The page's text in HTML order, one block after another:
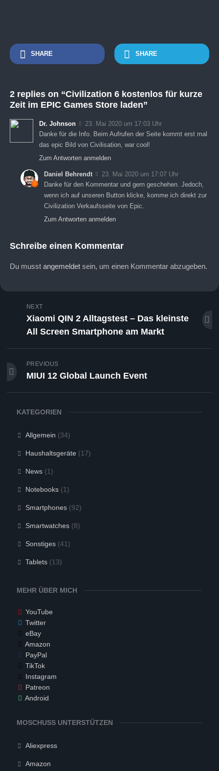
SHARE SHARE
2 replies on “Civilization 6 kostenlos für kurze
Zeit im EPIC Games Store laden”
Dr. Johnson
23. Mai 2020 um 17:03 Uhr
Danke für die Info. Beim Aufrufen der Seite kommt erst mal
das epic Bild von Civilisation, war cool!
Zum Antworten anmelden
Daniel Behrendt
23. Mai 2020 um 17:07 Uhr
Danke für den Kommentar und gern geschehen. Jedoch,
wenn ich auf unseren Button klicke, komme ich direkt zur
Civilization Verkaufsseite von Epic.
Zum Antworten anmelden
Schreibe einen Kommentar
Du musst angemeldet sein, um einen Kommentar abzugeben.
NEXT
Xiaomi QIN 2 Alltagstest – Das kleinste
All Screen Smartphone am Markt
PREVIOUS
MIUI 12 Global Launch Event
KATEGORIEN
Allgemein (34)
Haushaltsgeräte (17)
News(1)
Notebooks(1)
Smartphones(92)
Smartwatches(8)
Sonstiges(41)
Tablets(13)
MEHR ÜBER MICH
YouTube
Twitter
eBay
Amazon
PayPal
TikTok
Instagram
Patreon
Android
MOSCHUSS UNTERSTÜTZEN
Aliexpress
Amazon